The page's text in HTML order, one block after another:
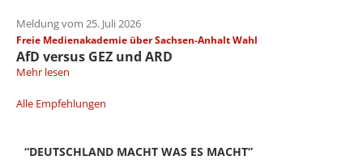
Meldung vom 25. Juli 2026
Freie Medienakademie über Sachsen-Anhalt Wahl
AfD versus GEZ und ARD
Mehr lesen
Alle Empfehlungen
“DEUTSCHLAND MACHT WAS ES MACHT”